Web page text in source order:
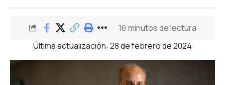
Última actualización: 28 de febrero de 2024
16 minutos de lectura